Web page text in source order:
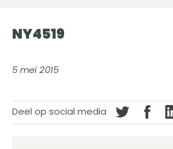
NY4519
5 mei 2015
Deel op social media